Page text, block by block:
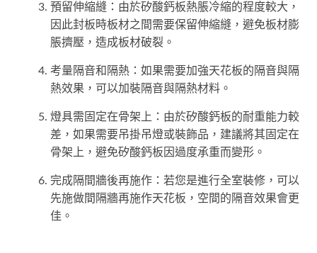
預留伸縮縫：由於矽酸鈣板熱脹冷縮的程度較大，
因此封板時板材之間需要保留伸縮縫，避免板材膨
脹擠壓，造成板材破裂。
考量隔音和隔熱：如果需要加強天花板的隔音與隔
熱效果，可以加裝隔音與隔熱材料。
燈具需固定在骨架上：由於矽酸鈣板的耐重能力較
差，如果需要吊掛吊燈或裝飾品，建議將其固定在
骨架上，避免矽酸鈣板因過度承重而變形。
完成隔間牆後再施作：若您是進行全室裝修，可以
先施做間隔牆再施作天花板，空間的隔音效果會更
佳。